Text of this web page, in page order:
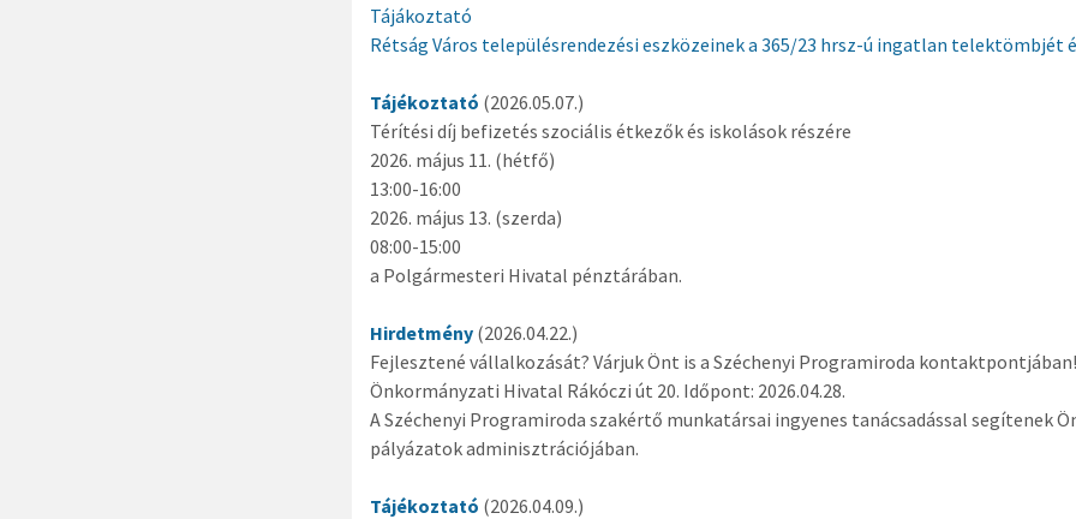
Tájákoztató
Rétság Város településrendezési eszközeinek a 365/23 hrsz-ú ingatlan telektömbjét
Tájékoztató (2026.05.07.)
Térítési díj befizetés szociális étkezők és iskolások részére
2026. május 11. (hétfő)
13:00-16:00
2026. május 13. (szerda)
08:00-15:00
a Polgármesteri Hivatal pénztárában.
Hirdetmény(2026.04.22.)
Fejlesztené vállalkozását? Várjuk Önt is a Széchenyi Programiroda
Önkormányzati Hivatal Rákóczi út 20. Időpont: 2026.04.28.
A Széchenyi Programiroda szakértő munkatársai ingyenes tanácsadással segítenek
pályázatok adminisztrációjában.
Tájékoztató (2026.04.09.)